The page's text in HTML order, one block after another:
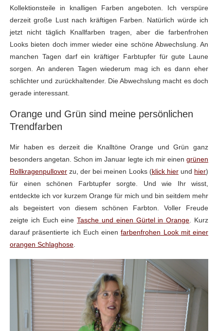
Kollektionsteile in knalligen Farben angeboten. Ich verspüre
derzeit große Lust nach kräftigen Farben. Natürlich würde ich
jetzt nicht täglich Knallfarben tragen, aber die farbenfrohen
Looks bieten doch immer wieder eine schöne Abwechslung. An
manchen Tagen darf ein kräftiger Farbtupfer für gute Laune
sorgen. An anderen Tagen wiederum mag ich es dann eher
schlichter und zurückhaltender. Die Abwechslung macht es doch
gerade interessant.
Orange und Grün sind meine persönlichen
Trendfarben
Mir haben es derzeit die Knalltöne Orange und Grün ganz
besonders angetan. Schon im Januar legte ich mir einen grünen
Rollkragenpullover zu, der bei meinen Looks (klick hierund hier)
für einen schönen Farbtupfer sorgte. Und wie Ihr wisst,
entdeckte ich vor kurzem Orange für mich und bin seitdem mehr
als begeistert von diesem schönen Farbton. Voller Freude
zeigte ich Euch eineTasche und einen Gürtel in Orange . Kurz
darauf präsentierte ich Euch einenfarbenfrohen Look mit einer
orangen Schlaghose